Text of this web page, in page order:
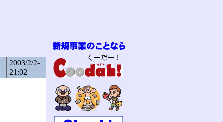
2003/2/2-
21:02